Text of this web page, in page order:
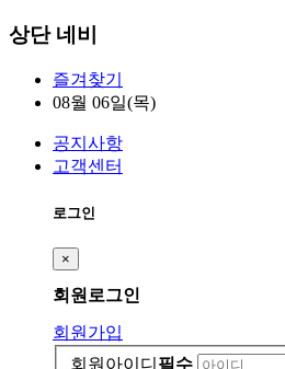
상단 네비
즐겨찾기
08월 06일(목)
공지사항
고객센터
로그인
×
회원 로그인
회원가입
회원아이디 필수